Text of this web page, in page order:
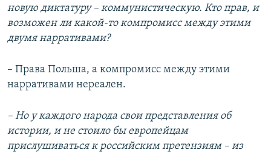
новую диктатуру – коммунистическую. Кто прав, и
возможен ли какой-то компромисс между этими
двумя нарративами?
– Права Польша, а компромисс между этими
нарративами нереален.
– Но у каждого народа свои представления об
истории, и не стоило бы европейцам
прислушиваться к российским претензиям – из